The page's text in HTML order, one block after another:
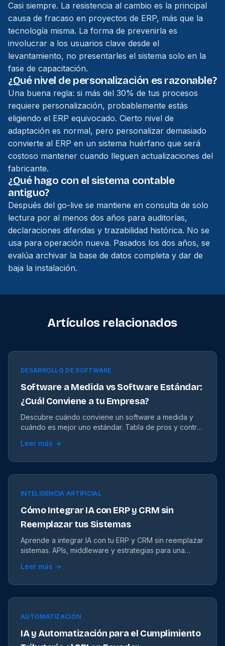
Casi siempre. La resistencia al cambio es la principal
causa de fracaso en proyectos de ERP, más que la
tecnología misma. La forma de prevenirla es
involucrar a los usuarios clave desde el
levantamiento, no presentarles el sistema solo en la
fase de capacitación.
¿Qué nivel de personalización es razonable?
Una buena regla: si más del 30% de tus procesos
requiere personalización, probablemente estás
eligiendo el ERP equivocado. Cierto nivel de
adaptación es normal, pero personalizar demasiado
convierte al ERP en un sistema huérfano que será
costoso mantener cuando lleguen actualizaciones del
fabricante.
¿Qué hago con el sistema contable
antiguo?
Después del go-live se mantiene en consulta de solo
lectura por al menos dos años para auditorías,
declaraciones diferidas y trazabilidad histórica. No se
usa para operación nueva. Pasados los dos años, se
evalúa archivar la base de datos completa y dar de
baja la instalación.
Artículos relacionados
DESARROLLO DE SOFTWARE
Software a Medida vs Software Estándar:
¿Cuál Conviene a tu Empresa?
Descubre cuándo conviene un software a medida y
cuándo es mejor uno estándar. Tabla de pros y contras
Leer más →
INTELIGENCIA ARTIFICIAL
Cómo Integrar IA con ERP y CRM sin
Reemplazar tus Sistemas
Aprende a integrar IA con tu ERP y CRM sin reemplazar
sistemas. APIs, middleware y estrategias para una
Leer más →
AUTOMATIZACIÓN
IA y Automatización para el Cumplimiento